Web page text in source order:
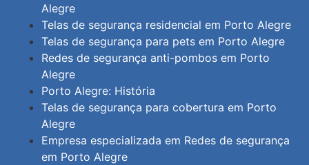
Alegre
Telas de segurança residencial em Porto Alegre
Telas de segurança para pets em Porto Alegre
Redes de segurança anti-pombos em Porto
Alegre
Porto Alegre: História
Telas de segurança para cobertura em Porto
Alegre
Empresa especializada em Redes de segurança
em Porto Alegre